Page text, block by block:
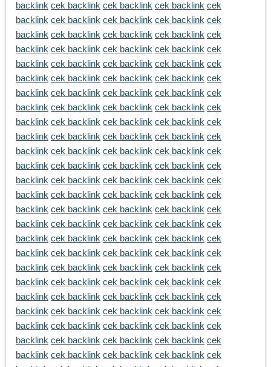
backlink cek backlink cek backlink cek backlink cek
backlink cek backlink cek backlink cek backlink cek
backlink cek backlink cek backlink cek backlink cek
backlink cek backlink cek backlink cek backlink cek
backlink cek backlink cek backlink cek backlink cek
backlink cek backlink cek backlink cek backlink cek
backlink cek backlink cek backlink cek backlink cek
backlink cek backlink cek backlink cek backlink cek
backlink cek backlink cek backlink cek backlink cek
backlink cek backlink cek backlink cek backlink cek
backlink cek backlink cek backlink cek backlink cek
backlink cek backlink cek backlink cek backlink cek
backlink cek backlink cek backlink cek backlink cek
backlink cek backlink cek backlink cek backlink cek
backlink cek backlink cek backlink cek backlink cek
backlink cek backlink cek backlink cek backlink cek
backlink cek backlink cek backlink cek backlink cek
backlink cek backlink cek backlink cek backlink cek
backlink cek backlink cek backlink cek backlink cek
backlink cek backlink cek backlink cek backlink cek
backlink cek backlink cek backlink cek backlink cek
backlink cek backlink cek backlink cek backlink cek
backlink cek backlink cek backlink cek backlink cek
backlink cek backlink cek backlink cek backlink cek
backlink cek backlink cek backlink cek backlink cek